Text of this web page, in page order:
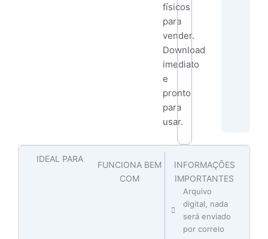
físicos
para
vender.
Download
imediato
e
pronto
para
usar.
IDEAL PARA
FUNCIONA BEM
COM
INFORMAÇÕES
IMPORTANTES
Arquivo
digital, nada
será enviado
por correio